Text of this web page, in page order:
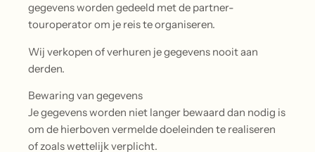
gegevens worden gedeeld met de partner-
touroperator om je reis te organiseren.
Wij verkopen of verhuren je gegevens nooit aan
derden.
Bewaring van gegevens
Je gegevens worden niet langer bewaard dan nodig is
om de hierboven vermelde doeleinden te realiseren
of zoals wettelijk verplicht.